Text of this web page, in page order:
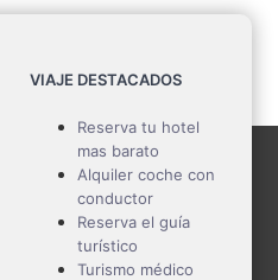
VIAJE DESTACADOS
Reserva tu hotel
mas barato
Alquiler coche con
conductor
Reserva el guía
turístico
Turismo médico